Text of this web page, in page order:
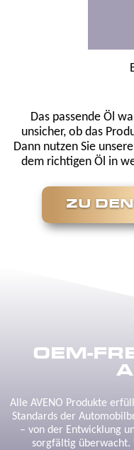
Das passende Öl
unsicher, ob das
Dann nutzen Sie
dem richtigen Öl in
ZU
OEM-
Alle AVENO Produkte
Standards der
– von der Entwicklung
sorgfältig überwacht.